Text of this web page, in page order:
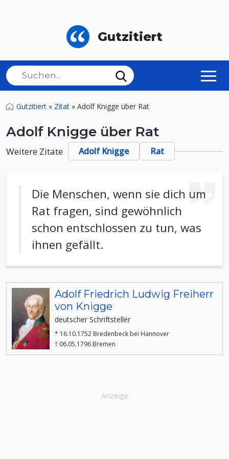
Gutzitiert
Gutzitiert » Zitat » Adolf Knigge über Rat
Adolf Knigge über Rat
Weitere Zitate Adolf Knigge Rat
Die Menschen, wenn sie dich um
Rat fragen, sind gewöhnlich
schon entschlossen zu tun, was
ihnen gefällt.
Adolf Friedrich Ludwig Freiherr
von Knigge
deutscher Schriftsteller
* 16.10.1752 Bredenbeck bei Hannover
† 06.05.1796 Bremen
Anzeige